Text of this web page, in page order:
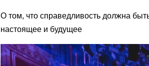
О том, что справедливость должна
настоящее и будущее